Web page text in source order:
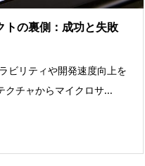
トの裏側：成功と失敗
ビリティや開発速度向上を
クチャからマイクロサ...